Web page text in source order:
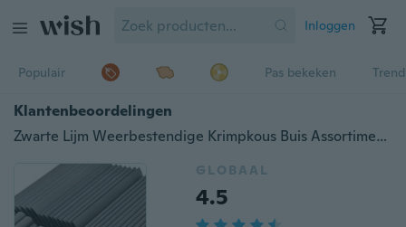
Inloggen
Populair Pas bekeken
Klantenbeoordelingen
Zwarte Lijm Weerbestendige Krimpkous Buis Assortiment Kit Elektrische Aansluiting Elektrische Draad Wrap Kabel
GLOBAAL
4.5